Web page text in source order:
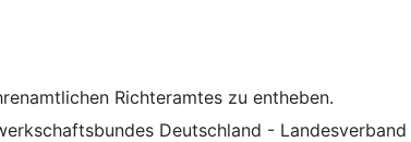
Richteramtes zu entheben.
Deutschland -